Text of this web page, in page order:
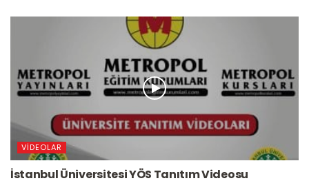
VIDEOLAR
İstanbul Üniversitesi YÖS Tanıtım Videosu